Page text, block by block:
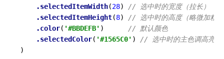
.selectedItemWidth(28) // 选中时的宽度（拉长）
.selectedItemHeight(8) // 选中时的高度（略微加粗）
.color( '#BBDEFB' ) // 默认颜色
.selectedColor( '#1565C0' ) // 选中时的主色调高亮
)